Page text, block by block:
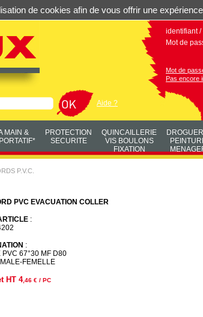
Aide ?
identifiant /
Mot de
Mot de
Pas encore
MAIN &
PROTECTION
SECURITE
QUINCAILLERIE
VIS BOULONS
FIXATION
P.V.C.
PVC EVACUATION COLLER
:
:
PVC 67°30 MF D80
FEMELLE
HT 4,46 € / PC
de cookies afin de vous offrir une